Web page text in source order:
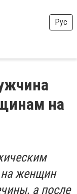
Рус
на
на женщин
а после